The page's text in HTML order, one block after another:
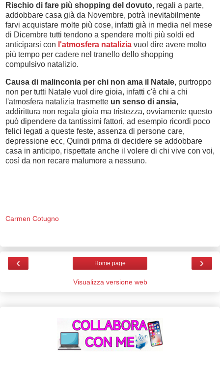
Rischio di fare più shopping del dovuto, regali a parte,
addobbare casa già da Novembre, potrà inevitabilmente
farvi acquistare molte più cose, infatti già in media nel mese
di Dicembre tutti tendono a spendere molti più soldi ed
anticiparsi con l'atmosfera natalizia vuol dire avere molto
più tempo per cadere nel tranello dello shopping
compulsivo natalizio.
Causa di malinconia per chi non ama il Natale, purtroppo
non per tutti Natale vuol dire gioia, infatti c'è chi a chi
l'atmosfera natalizia trasmette un senso di ansia,
addirittura non regala gioia ma tristezza, ovviamente questo
può dipendere da tantissimi fattori, ad esempio ricordi poco
felici legati a queste feste, assenza di persone care,
depressione ecc, Quindi prima di decidere se addobbare
casa in anticipo, rispettate anche il volere di chi vive con voi,
così da non recare malumore a nessuno.
Carmen Cotugno
‹ ›
Home page
Visualizza versione web